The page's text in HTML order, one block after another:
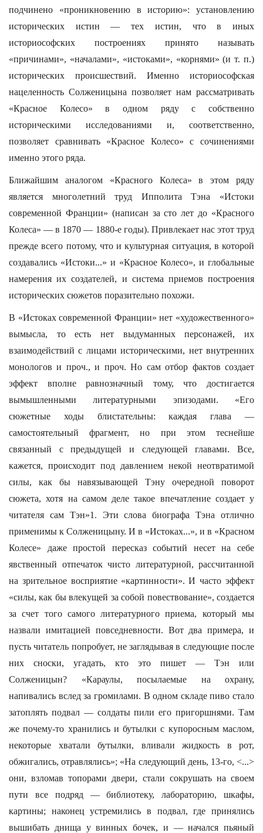
подчинено «проникновению в историю»: установлению
исторических истин — тех истин, что в иных
историософских построениях принято называть
«причинами», «началами», «истоками», «корнями» (и т. п.)
исторических происшествий. Именно историософская
нацеленность Солженицына позволяет нам рассматривать
«Красное Колесо» в одном ряду с собственно
историческими исследованиями и, соответственно,
позволяет сравнивать «Красное Колесо» с сочинениями
именно этого ряда.
Ближайшим аналогом «Красного Колеса» в этом ряду
является многолетний труд Ипполита Тэна «Истоки
современной Франции» (написан за сто лет до «Красного
Колеса» — в 1870 — 1880-е годы). Привлекает нас этот труд
прежде всего потому, что и культурная ситуация, в которой
создавались «Истоки...» и «Красное Колесо», и глобальные
намерения их создателей, и система приемов построения
исторических сюжетов поразительно похожи.
В «Истоках современной Франции» нет «художественного»
вымысла, то есть нет выдуманных персонажей, их
взаимодействий с лицами историческими, нет внутренних
монологов и проч., и проч. Но сам отбор фактов создает
эффект вполне равнозначный тому, что достигается
вымышленными литературными эпизодами. «Его
сюжетные ходы блистательны: каждая глава —
самостоятельный фрагмент, но при этом теснейше
связанный с предыдущей и следующей главами. Все,
кажется, происходит под давлением некой неотвратимой
силы, как бы навязывающей Тэну очередной поворот
сюжета, хотя на самом деле такое впечатление создает у
читателя сам Тэн»1. Эти слова биографа Тэна отлично
применимы к Солженицыну. И в «Истоках...», и в «Красном
Колесе» даже простой пересказ событий несет на себе
явственный отпечаток чисто литературной, рассчитанной
на зрительное восприятие «картинности». И часто эффект
«силы, как бы влекущей за собой повествование», создается
за счет того самого литературного приема, который мы
назвали имитацией повседневности. Вот два примера, и
пусть читатель попробует, не заглядывая в следующие после
них сноски, угадать, кто это пишет — Тэн или
Солженицын? «Караулы, посылаемые на охрану,
напивались вслед за громилами. В одном складе пиво стало
затоплять подвал — солдаты пили его пригоршнями. Там
же почему-то хранились и бутылки с купоросным маслом,
некоторые хватали бутылки, вливали жидкость в рот,
обжигались, отравлялись»; «На следующий день, 13-го, <...>
они, взломав топорами двери, стали сокрушать на своем
пути все подряд — библиотеку, лабораторию, шкафы,
картины; наконец устремились в подвал, где принялись
вышибать днища у винных бочек, и — начался пьяный